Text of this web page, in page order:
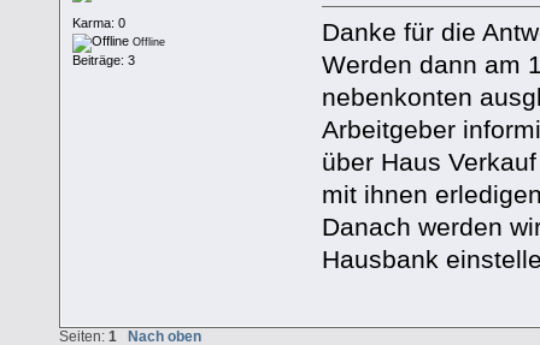
Karma: 0
Offline
Beiträge: 3
Danke für die
Werden dann am
nebenkonten
Arbeitgeber
über Haus
mit ihnen
Danach werden
Hausbank
Seiten: 1 Nach oben